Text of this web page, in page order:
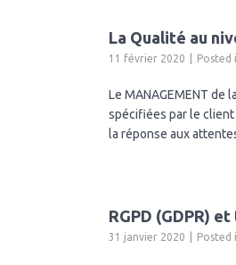
La Qualité au
11 février 2020 Posted
Le MANAGEMENT de
spécifiées par le
la réponse aux
RGPD (GDPR)
31 janvier 2020 Posted